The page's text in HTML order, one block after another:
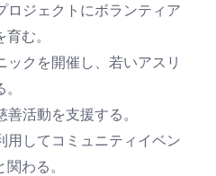
ロジェクトにボランティア
む。
クを開催し、若いアスリ
活動を支援する。
用してコミュニティイベン
わる。